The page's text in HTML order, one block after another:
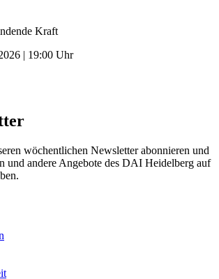
Kraft
| 19:00 Uhr
wöchentlichen Newsletter abonnieren und
und andere Angebote des DAI Heidelberg auf